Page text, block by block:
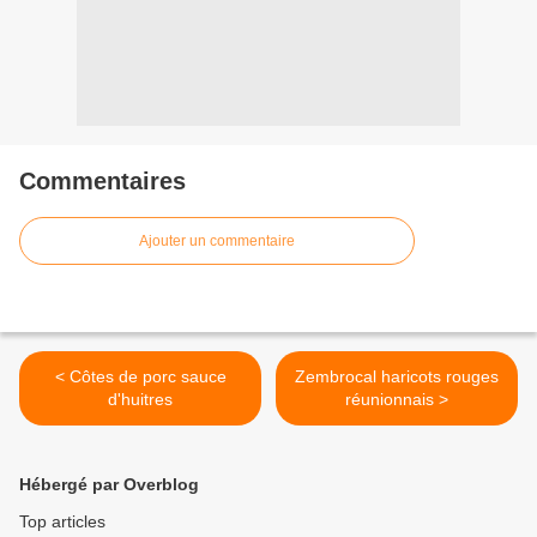
Commentaires
Ajouter un commentaire
< Côtes de porc sauce
d'huitres
Zembrocal haricots rouges
réunionnais >
Hébergé par Overblog
Top articles